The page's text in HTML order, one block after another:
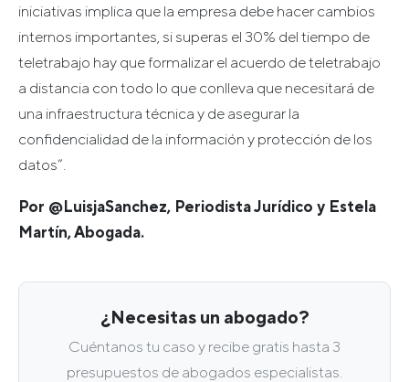
iniciativas implica que la empresa debe hacer cambios
internos importantes, si superas el 30% del tiempo de
teletrabajo hay que formalizar el acuerdo de teletrabajo
a distancia con todo lo que conlleva que necesitará de
una infraestructura técnica y de asegurar la
confidencialidad de la información y protección de los
datos”.
Por @LuisjaSanchez, Periodista Jurídico y Estela
Martín, Abogada.
¿Necesitas un abogado?
Cuéntanos tu caso y recibe gratis hasta 3
presupuestos de abogados especialistas.